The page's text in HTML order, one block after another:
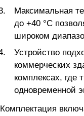
Максимальная
до +40 °C
широком
Устройство
коммерческих
комплексах, где
одновременной
Комплектация